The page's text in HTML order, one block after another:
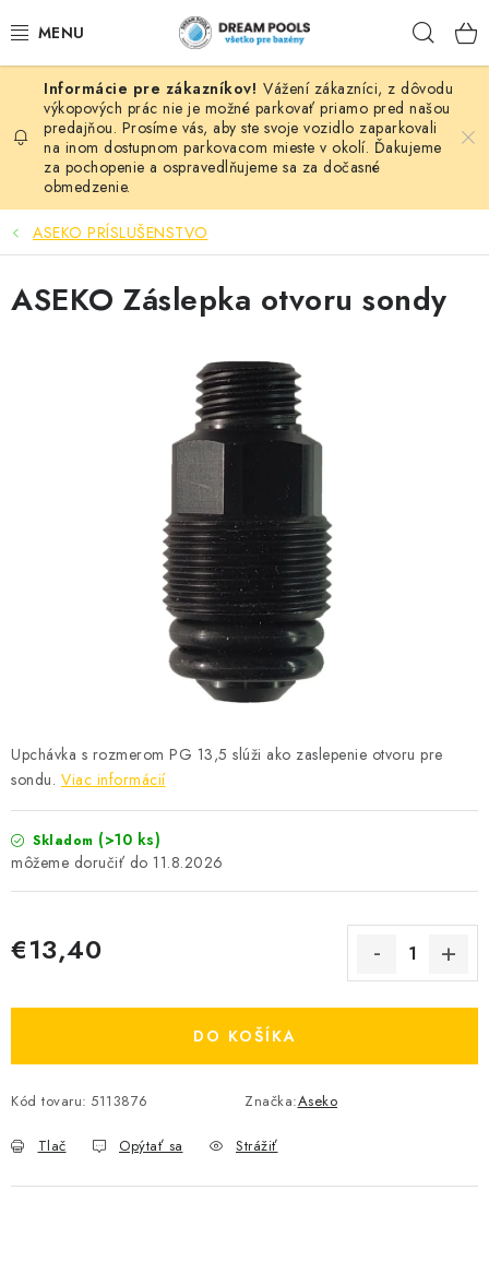
na
BAZÉNY
VÍRIVKY
ASEKO PRÍSLUŠENSTVO
Vážení zákazníci, z dôvodu
výkopových prác nie je možné parkovať priamo pred našou
predajňou. Prosíme vás, aby ste svoje vozidlo zaparkovali
na inom dostupnom parkovacom mieste v okolí. Ďakujeme
za pochopenie a ospravedlňujeme sa za dočasné
obmedzenie.
ASEKO PRÍSLUŠENSTVO
Upchávka s rozmerom PG 13,5 slúži ako zaslepenie otvoru pre
sondu. Viac informácií
Skladom (>10 ks)
11.8.2026
€13,40
DO KOŠÍKA
Kód tovaru: 5113876 Značka:Aseko
Tlač Opýtať sa Strážiť
ASEKO Záslepka otvoru sondy